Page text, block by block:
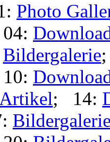
Photo
Bildergalerie
Artikel; 14: